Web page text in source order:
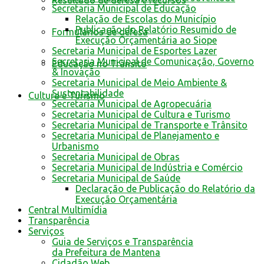
Formulários de defesa
Educação no Trânsito
Cultura e Turismo
Secretaria Municipal de Educação
Relação de Escolas do Município
Publicação do Relatório Resumido de
Execução Orçamentária ao Siope
Secretaria Municipal de Esportes Lazer
Secretaria Municipal de Comunicação, Governo
& Inovação
Secretaria Municipal de Meio Ambiente &
Sustentabilidade
Secretaria Municipal de Agropecuária
Secretaria Municipal de Cultura e Turismo
Secretaria Municipal de Transporte e Trânsito
Secretaria Municipal de Planejamento e
Urbanismo
Secretaria Municipal de Obras
Secretaria Municipal de Indústria e Comércio
Secretaria Municipal de Saúde
Declaração de Publicação do Relatório da
Execução Orçamentária
Central Multimídia
Transparência
Serviços
Guia de Serviços e Transparência
da Prefeitura de Mantena